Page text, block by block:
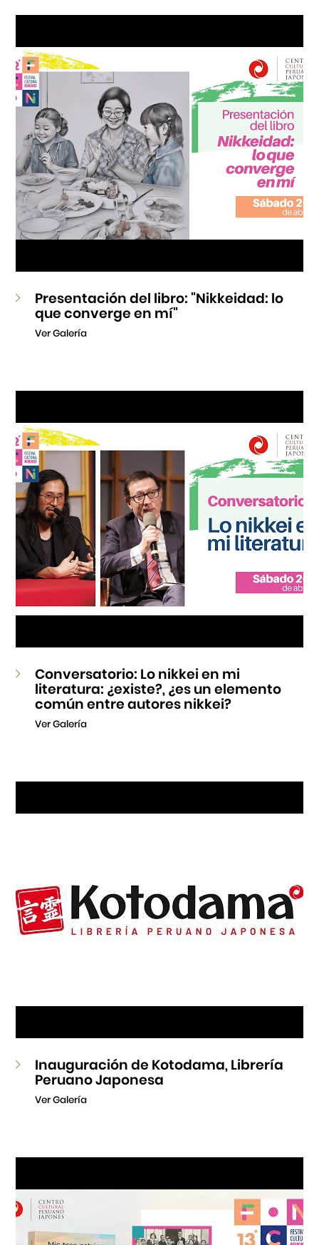
Museo de la Inmigración Japonesa
Fondo Editorial
Teatro Peruano Japonés
Presentación del libro: "Nikkeidad: lo
que converge en mí"
Ver Galería
Conversatorio: Lo nikkei en mi
literatura: ¿existe?, ¿es un elemento
común entre autores nikkei?
Ver Galería
Inauguración de Kotodama, Librería
Peruano Japonesa
Ver Galería